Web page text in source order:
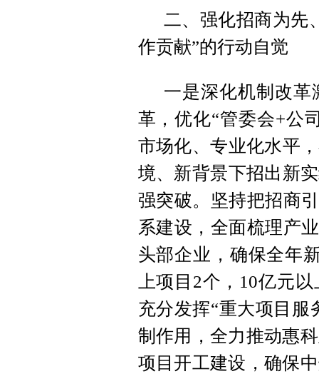
二、强化招商为先
作贡献”的行动自觉
一是深化机制改
革，优化“管委会+公
市场化、专业化水平
境、新背景下招出新
强突破。坚持把招商
系建设，全面梳理产
头部企业，确保全年
上项目2个，10亿元
充分发挥“重大项目服
制作用，全力推动惠
项目开工建设，确保